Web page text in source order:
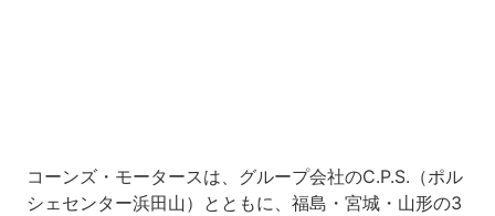
コーンズ・モータースは、グループ会社のC.P.S.（ポル
シェセンター浜田山）とともに、福島・宮城・山形の3